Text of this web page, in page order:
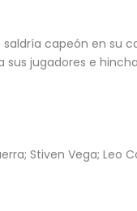
capeón en su
jugadores e
Stiven Vega; Leo